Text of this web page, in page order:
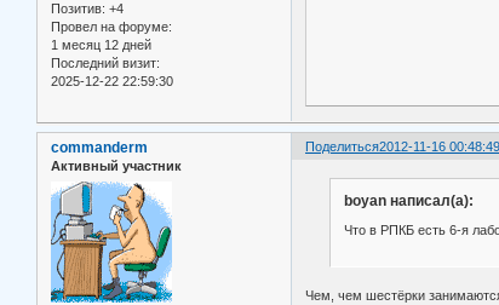
Позитив: +4
Провел на форуме:
1 месяц 12 дней
Последний визит:
2025-12-22 22:59:30
Поделиться2012-11-16 00:48:49
commanderm
Активный участник
boyan написал(а):
Что в РПКБ есть 6-я
Чем, чем шестёрки